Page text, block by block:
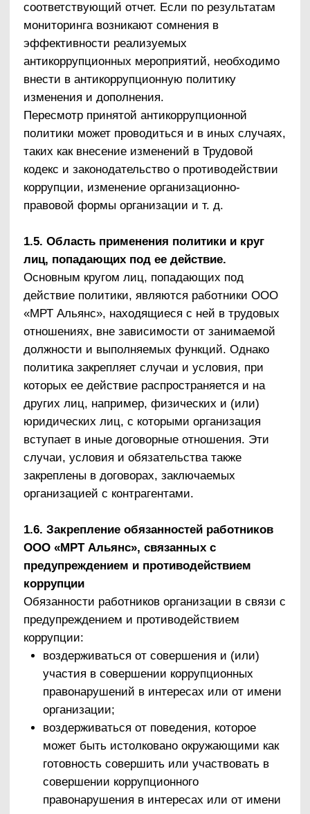
документов бухгалтерского учета
Регулярный контроль экономической
обоснованности расходов в сферах с высоким
коррупционным риском: обмен деловыми
подарками, представительские расходы,
благотворительные пожертвования,
Привлечение экспертов
Периодическое проведение внешнего аудита
при осуществлении хозяйственной
деятельности организации и организации
антикоррупционных мер
антикоррупционной работы и распространение
отчетных материалов
Подготовка и распространение отчетных
материалов о проводимой работе и
противодействия коррупции
2. Должностное лицо, ответственное за
противодействие коррупции.
В ООО «МРТ Альянс» должностным лицом,
ответственным за противодействие коррупции,
Директор наделяется полномочиями,
достаточными для проведения
антикоррупционных мероприятий в отношении
лиц, занимающих руководящие должности в
организации.
Обязанности должностного лица,
разработка и утверждение проектов
локальных нормативных актов организации,
направленных на реализацию мер по
предупреждению коррупции
этики и служебного поведения работников и
проведение контрольных мероприятий,
направленных на выявление коррупционных
организация проведения оценки
коррупционных рисков;
прием и рассмотрение сообщений о
совершению коррупционных
правонарушений в интересах или от имени
совершения коррупционных
правонарушений работниками,
контрагентами организации или иными
организация заполнения и рассмотрения
деклараций о конфликте интересов;
вопросам профилактики и противодействия
коррупции и индивидуального
консультирования работников;